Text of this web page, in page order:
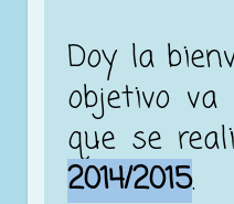
Doy la
objetivo
que se
2014/2015.